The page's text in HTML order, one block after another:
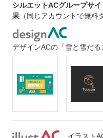
シルエットACグループサ
果 （同じアカウントで無料
デザインACの「雪と雪だ
イラスト